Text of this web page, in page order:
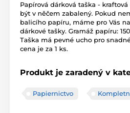
Papírová dárková taška -
být v něčem zabalený. Pokud
balicího papíru, máme pro Vás
dárkové tašky. Gramáž papíru:
Taška má pevné ucho pro
cena je za 1 ks.
Produkt je zaradený v
Papiernictvo